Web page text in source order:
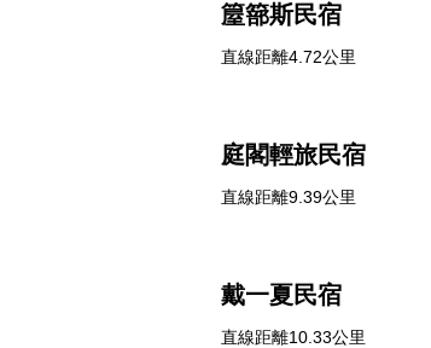
箼篰斯民宿
直線距離4.72公里
庭閣輕旅民宿
直線距離9.39公里
戴一夏民宿
直線距離10.33公里